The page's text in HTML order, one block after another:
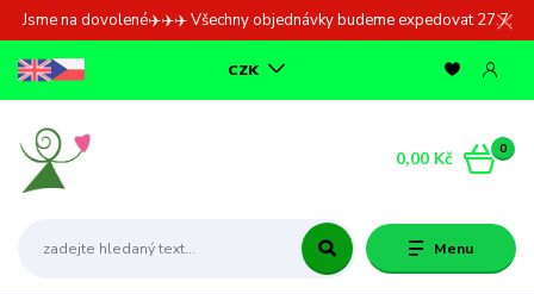
Jsme na dovolené✈️✈️✈️ Všechny objednávky budeme expedovat 27.7.
Menu
CZK
0
0,00 Kč